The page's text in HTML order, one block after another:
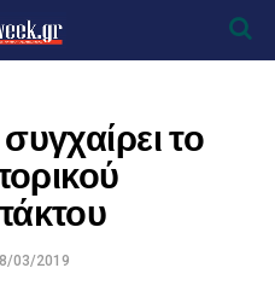
το
03/2019